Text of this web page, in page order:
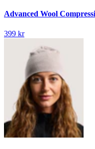
Advanced Wool
399 kr